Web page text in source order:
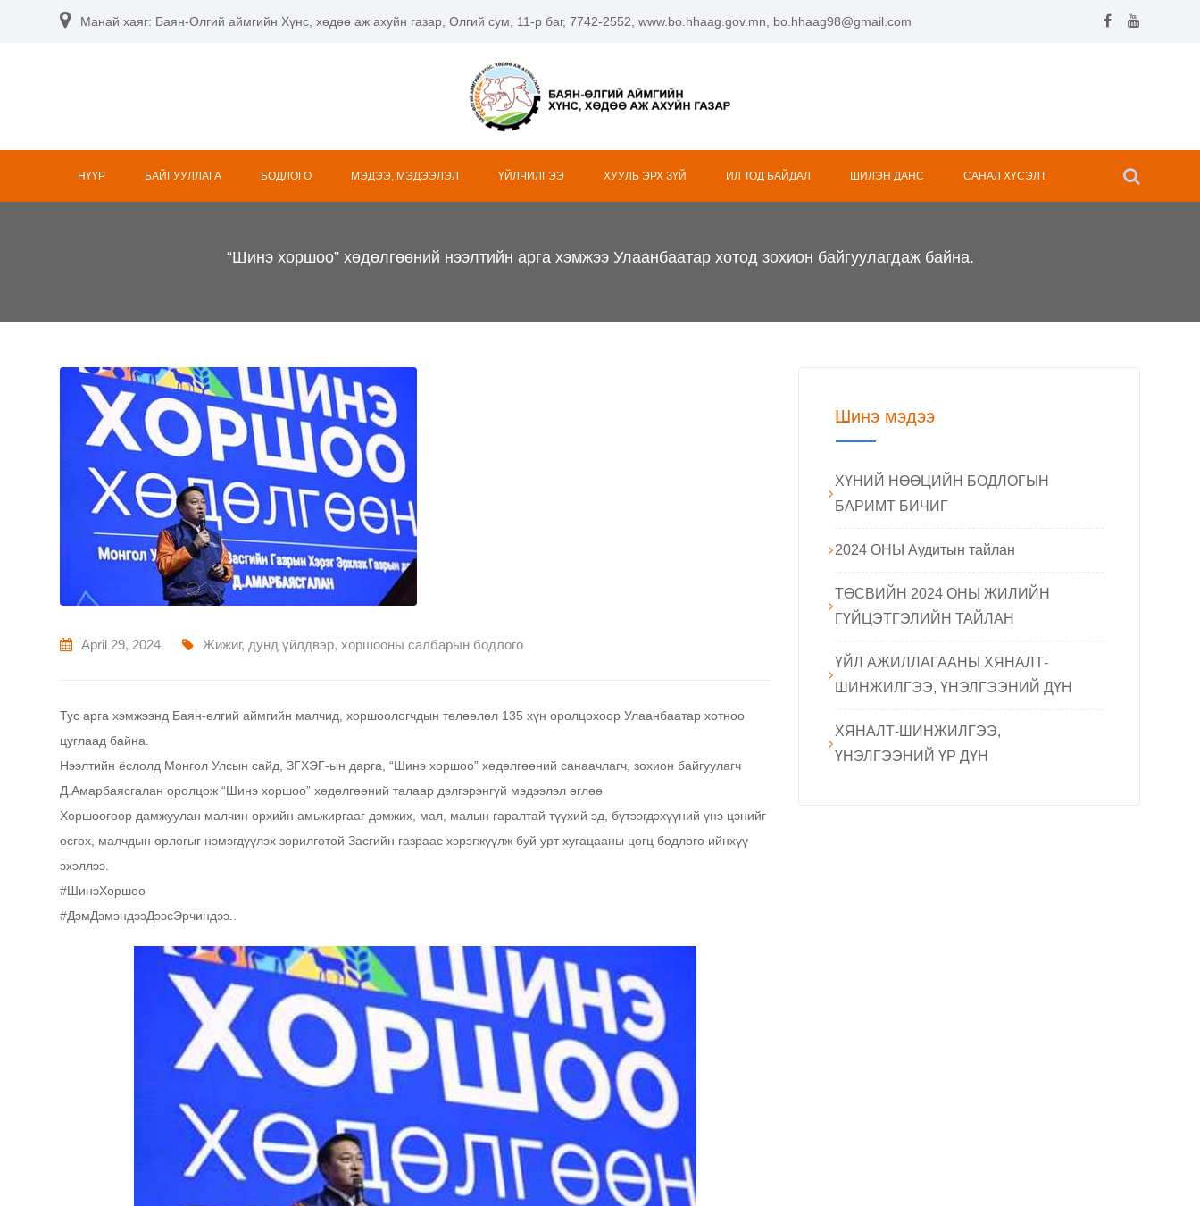
Манай хаяг: Баян-Өлгий аймгийн Хүнс, хөдөө аж ахуйн газар, Өлгий сум, 11-р баг, 7742-2552, www.bo.hhaag.gov.mn, bo.hhaag98@gmail.com
НҮҮР БАЙГУУЛЛАГА БОДЛОГО МЭДЭЭ, МЭДЭЭЛЭЛ ҮЙЛЧИЛГЭЭ ХУУЛЬ ЭРХ ЗҮЙ ИЛ ТОД БАЙДАЛ ШИЛЭН ДАНС САНАЛ ХҮСЭЛТ
“Шинэ хоршоо” хөдөлгөөний нээлтийн арга хэмжээ Улаанбаатар хотод зохион байгуулагдаж байна.
April 29, 2024 Жижиг, дунд үйлдвэр, хоршооны салбарын бодлого
Тус арга хэмжээнд Баян-өлгий аймгийн малчид, хоршоологчдын төлөөлөл 135 хүн оролцохоор Улаанбаатар хотноо
цуглаад байна.
Нээлтийн ёслолд Монгол Улсын сайд, ЗГХЭГ-ын дарга, “Шинэ хоршоо” хөдөлгөөний санаачлагч, зохион байгуулагч
Д.Амарбаясгалан оролцож “Шинэ хоршоо” хөдөлгөөний талаар дэлгэрэнгүй мэдээлэл өглөө
Хоршоогоор дамжуулан малчин өрхийн амьжиргааг дэмжих, мал, малын гаралтай түүхий эд, бүтээгдэхүүний үнэ цэнийг
өсгөх, малчдын орлогыг нэмэгдүүлэх зорилготой Засгийн газраас хэрэгжүүлж буй урт хугацааны цогц бодлого ийнхүү
эхэллээ.
#ШинэХоршоо
#ДэмДэмэндээДээсЭрчиндээ..
Шинэ мэдээ
ХҮНИЙ НӨӨЦИЙН БОДЛОГЫН
БАРИМТ БИЧИГ
2024 ОНЫ Аудитын тайлан
ТӨСВИЙН 2024 ОНЫ ЖИЛИЙН
ГҮЙЦЭТГЭЛИЙН ТАЙЛАН
ҮЙЛ АЖИЛЛАГААНЫ ХЯНАЛТ-
ШИНЖИЛГЭЭ, ҮНЭЛГЭЭНИЙ ДҮН
ХЯНАЛТ-ШИНЖИЛГЭЭ,
ҮНЭЛГЭЭНИЙ ҮР ДҮН